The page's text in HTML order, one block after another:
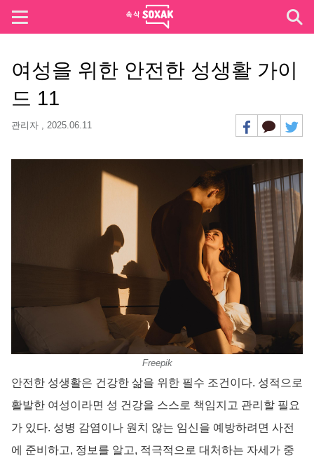
여성을 위한 안전한 성생활 가이
드 11
관리자 , 2025.06.11
Freepik
안전한 성생활은 건강한 삶을 위한 필수 조건이다. 성적으로
활발한 여성이라면 성 건강을 스스로 책임지고 관리할 필요
가 있다. 성병 감염이나 원치 않는 임신을 예방하려면 사전
에 준비하고, 정보를 알고, 적극적으로 대처하는 자세가 중